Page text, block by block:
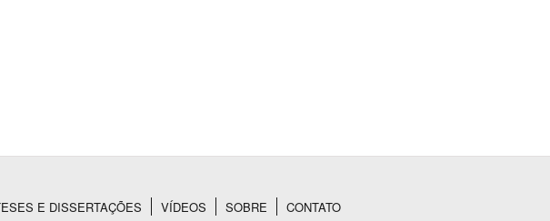
E DISSERTAÇÕES VÍDEOS SOBRE CONTATO